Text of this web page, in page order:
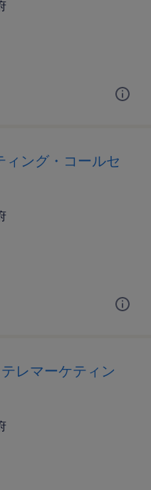
ィング・コールセ
レマーケティン